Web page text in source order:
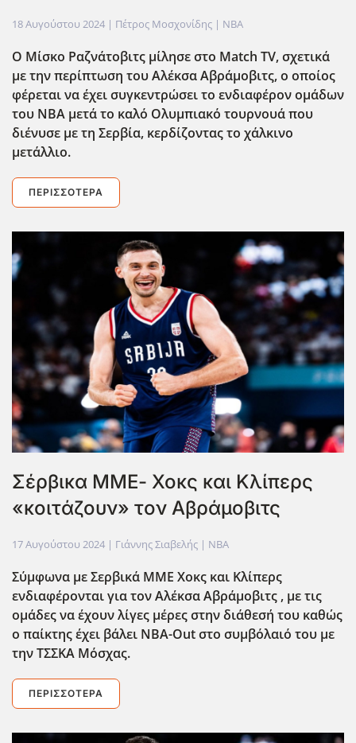
18 Αυγούστου 2024 | Πέτρος Μοσχονίδης | NBA
Ο Μίσκο Ραζνάτοβιτς μίλησε στο Match TV, σχετικά
με την περίπτωση του Αλέκσα Αβράμοβιτς, ο οποίος
φέρεται να έχει συγκεντρώσει το ενδιαφέρον ομάδων
του ΝΒΑ μετά το καλό Ολυμπιακό τουρνουά που
διένυσε με τη Σερβία, κερδίζοντας το χάλκινο
μετάλλιο.
ΠΕΡΙΣΣΌΤΕΡΑ
Σέρβικα ΜΜΕ- Xoκς και Κλίπερς
«κοιτάζουν» τον Αβράμοβιτς
17 Αυγούστου 2024 | Γιάννης Σιαβελής | NBA
Σύμφωνα με Σερβικά ΜΜΕ Χοκς και Κλίπερς
ενδιαφέρονται για τον Αλέκσα Αβράμοβιτς , με τις
ομάδες να έχουν λίγες μέρες στην διάθεσή του καθώς
ο παίκτης έχει βάλει NBA-Out στο συμβόλαιό του με
την ΤΣΣΚΑ Μόσχας.
ΠΕΡΙΣΣΌΤΕΡΑ